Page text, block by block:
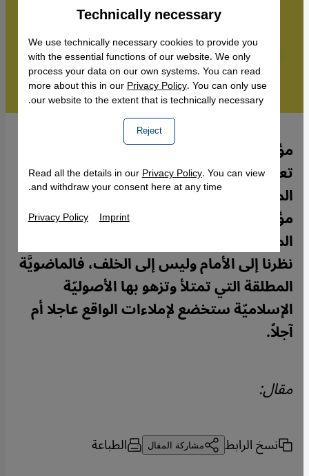
مؤتمر الأزهر العالمي لتجديد الخطاب الدينى:
تعتبر الكاتبة هدى شقراني أن انبثاق هذا
المؤتمر في صلب مؤسسة دينية عريقة بوزن
مؤسَّسة الأزهر يؤكّد على أن الظُّروف
الموضوعيّة بدأت تتهيأ نسبياً لبداية تصويب
نظرنا إلى الأمام وليس إلى الخلف، فالماضويَّة
المطلقة التي تمتلأ وتزهو بها الأصوليّة
الإسلاميّة ستخضع لإملاءات الواقع عاجلا أم
آجلاً.
مقال:
نسخ الرابط مشاركة المقال الطباعة
Technically necessary
We use technically necessary cookies to provide you
with the essential functions of our website. We only
process your data on our own systems. You can read
more about this in ourPrivacy Policy. You can only use
our website to the extent that is technically necessary.
Reject
Google Maps Embed
Read all the details in ourPrivacy Policy. You can view
and withdraw your consent here at any time.
Privacy Policy Imprint